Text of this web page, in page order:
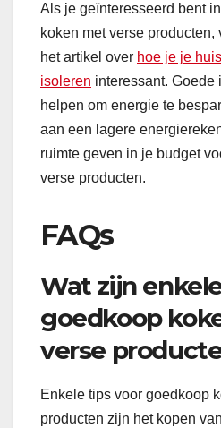
Als je geïnteresseerd bent
koken met verse
het artikel over hoe je je
isoleren interessant.
helpen om energie te
aan een lagere
ruimte geven in je budget
verse producten.
FAQs
Wat zijn
goedkoop
verse
Enkele tips voor goedkoop
producten zijn het kopen